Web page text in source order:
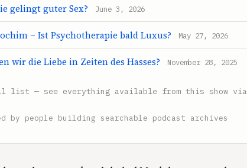
gelingt guter Sex? June 3, 2026
– Ist Psychotherapie bald Luxus? May 27, 2026
wir die Liebe in Zeiten des Hasses? November 28, 2025
list — see everything available from this show via
by people building searchable podcast archives